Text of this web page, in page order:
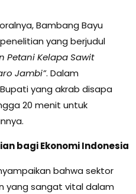
Bambang Bayu
yang berjudul
Petani Kelapa Sawit
Jambi”. Dalam
yang akrab disapa
20 menit untuk
bagi Ekonomi Indonesia
bahwa sektor
yang sangat vital dalam